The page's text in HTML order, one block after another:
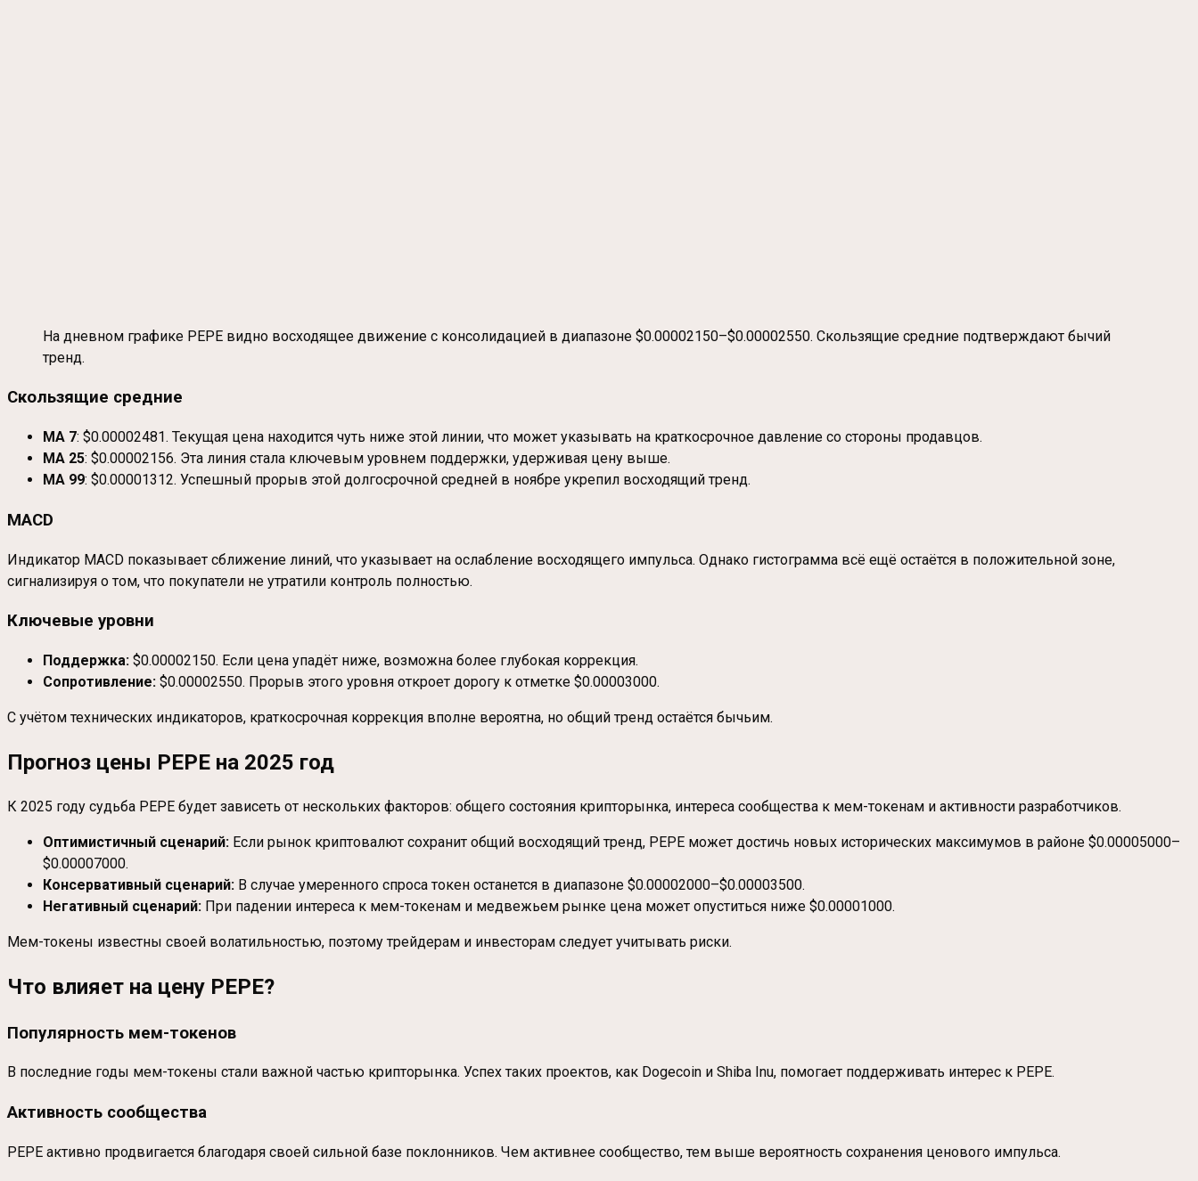
На дневном графике PEPE видно восходящее движение с консолидацией в диапазоне $0.00002150–$0.00002550. Скользящие средние подтверждают бычий
тренд.
Скользящие средние
MA 7: $0.00002481. Текущая цена находится чуть ниже этой линии, что может указывать на краткосрочное давление со стороны продавцов.
MA 25: $0.00002156. Эта линия стала ключевым уровнем поддержки, удерживая цену выше.
MA 99: $0.00001312. Успешный прорыв этой долгосрочной средней в ноябре укрепил восходящий тренд.
MACD
Индикатор MACD показывает сближение линий, что указывает на ослабление восходящего импульса. Однако гистограмма всё ещё остаётся в положительной зоне,
сигнализируя о том, что покупатели не утратили контроль полностью.
Ключевые уровни
Поддержка: $0.00002150. Если цена упадёт ниже, возможна более глубокая коррекция.
Сопротивление: $0.00002550. Прорыв этого уровня откроет дорогу к отметке $0.00003000.
С учётом технических индикаторов, краткосрочная коррекция вполне вероятна, но общий тренд остаётся бычьим.
Прогноз цены PEPE на 2025 год
К 2025 году судьба PEPE будет зависеть от нескольких факторов: общего состояния крипторынка, интереса сообщества к мем-токенам и активности разработчиков.
Оптимистичный сценарий: Если рынок криптовалют сохранит общий восходящий тренд, PEPE может достичь новых исторических максимумов в районе $0.00005000–
$0.00007000.
Консервативный сценарий: В случае умеренного спроса токен останется в диапазоне $0.00002000–$0.00003500.
Негативный сценарий: При падении интереса к мем-токенам и медвежьем рынке цена может опуститься ниже $0.00001000.
Мем-токены известны своей волатильностью, поэтому трейдерам и инвесторам следует учитывать риски.
Что влияет на цену PEPE?
Популярность мем-токенов
В последние годы мем-токены стали важной частью крипторынка. Успех таких проектов, как Dogecoin и Shiba Inu, помогает поддерживать интерес к PEPE.
Активность сообщества
PEPE активно продвигается благодаря своей сильной базе поклонников. Чем активнее сообщество, тем выше вероятность сохранения ценового импульса.